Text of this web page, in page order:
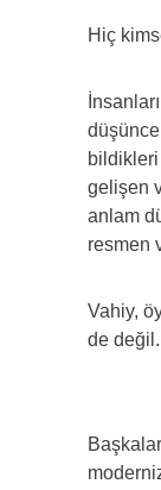
Hiç
gelişen
anlam
resmen
Vahiy,
de